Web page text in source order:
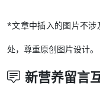
*文章中插入的图片不涉
处，尊重原创图片设计。
新营养留言